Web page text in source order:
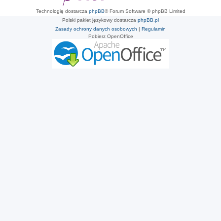
Technologię dostarcza phpBB® Forum Software © phpBB Limited
Polski pakiet językowy dostarcza phpBB.pl
Zasady ochrony danych osobowych | Regulamin
Pobierz OpenOffice